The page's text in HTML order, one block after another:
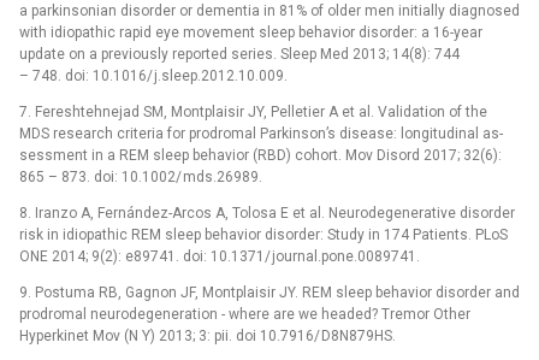
a parkinsonian disorder or dementia in 81% of older men initial­ly dia­gnosed
with idiopathic rapid eye movement sleep behavior disorder: a 16-year
update on a previously reported series. Sleep Med 2013; 14(8): 744
–⁠ 748. doi: 10.1016/ j.sleep.2012.10.009.
7. Fereshtehnejad SM, Montplaisir JY, Pel­letier A et al. Validation of the
MDS research criteria for prodromal Parkinson’s dis­ease: longitudinal as­
ses­sment in a REM sleep behavior (RBD) cohort. Mov Disord 2017; 32(6):
865 –⁠ 873. doi: 10.1002/ mds.26989.
8. Iranzo A, Fernández-Arcos A, Tolosa E et al. Neurodegenerative disorder
risk in idiopathic REM sleep behavior disorder: Study in 174 Patients. PLoS
ONE 2014; 9(2): e89741. doi: 10.1371/ journal.pone.0089741.
9. Postuma RB, Gagnon JF, Montplaisir JY. REM sleep behavior disorder and
prodromal neurodegeneration -⁠ where are we headed? Tremor Other
Hyperkinet Mov (N Y) 2013; 3: pii. doi 10.7916/ D8N879HS.